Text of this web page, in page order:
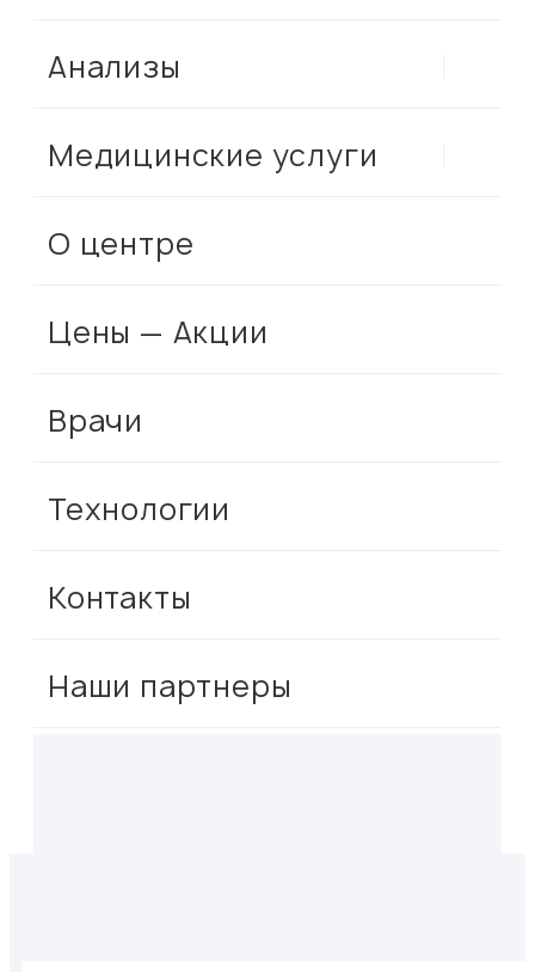
Анализы
Медицинские услуги
О центре
Цены — Акции
Врачи
Технологии
Контакты
Наши партнеры